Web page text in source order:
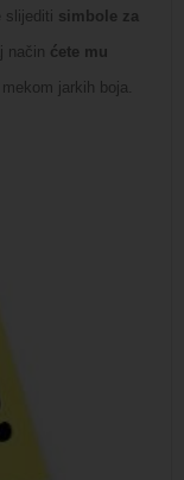
slijediti simbole za
način ćete mu
jarkih boja.